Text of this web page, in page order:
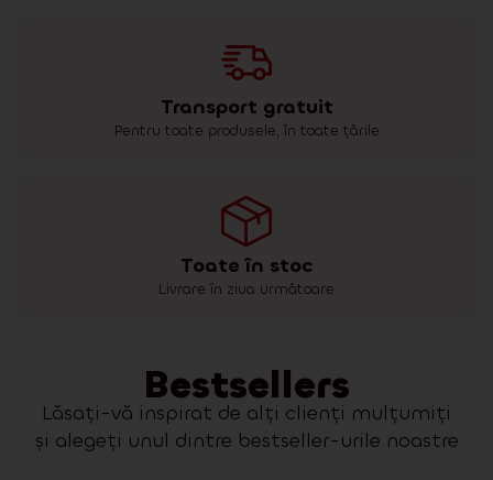
Transport gratuit
Pentru toate produsele, în toate țările
Toate în stoc
Livrare în ziua următoare
Bestsellers
Lăsați-vă inspirat de alți clienți mulțumiți
și alegeți unul dintre bestseller-urile noastre